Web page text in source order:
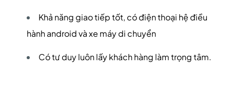
Khả năng giao tiếp tốt, có điện thoại hệ điều
hành android và xe máy di chuyển
Có tư duy luôn lấy khách hàng làm trọng tâm.